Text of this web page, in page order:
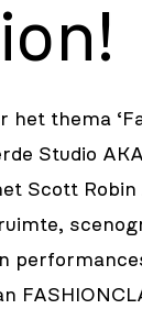
het thema
Studio
Scott Robin